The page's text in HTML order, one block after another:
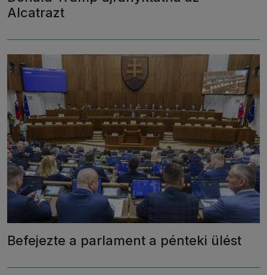
Alcatrazt
Befejezte a parlament a pénteki ülést